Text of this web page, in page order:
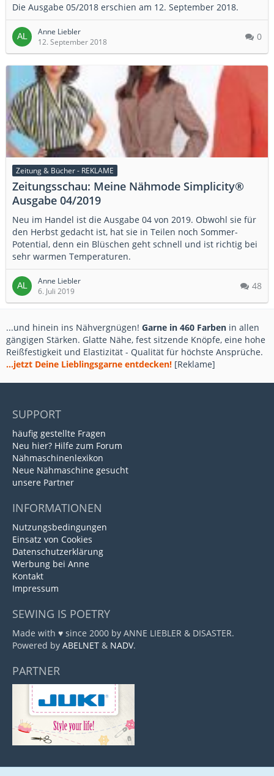
Die Ausgabe 05/2018 erschien am 12. September 2018.
Anne Liebler
12. September 2018
0
Zeitung & Bücher - REKLAME
Zeitungsschau: Meine Nähmode Simplicity®
Ausgabe 04/2019
Neu im Handel ist die Ausgabe 04 von 2019. Obwohl sie für
den Herbst gedacht ist, hat sie in Teilen noch Sommer-
Potential, denn ein Blüschen geht schnell und ist richtig bei
sehr warmen Temperaturen.
Anne Liebler
6. Juli 2019
48
...und hinein ins Nähvergnügen! Garne in 460 Farben in allen
gängigen Stärken. Glatte Nähe, fest sitzende Knöpfe, eine hohe
Reißfestigkeit und Elastizität - Qualität für höchste Ansprüche.
...jetzt Deine Lieblingsgarne entdecken! [Reklame]
SUPPORT
häufig gestellte Fragen
Neu hier? Hilfe zum Forum
Nähmaschinenlexikon
Neue Nähmaschine gesucht
unsere Partner
INFORMATIONEN
Nutzungsbedingungen
Einsatz von Cookies
Datenschutzerklärung
Werbung bei Anne
Kontakt
Impressum
SEWING IS POETRY
Made with ♥ since 2000 by ANNE LIEBLER & DISASTER.
Powered by ABELNET & NADV.
PARTNER